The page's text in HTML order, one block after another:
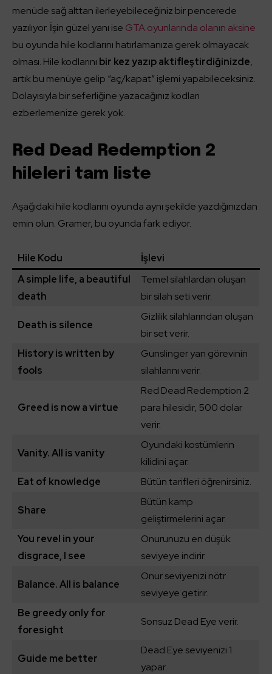
menüde sağ alttan ilerleyebileceğiniz bir pencerede
yazılıyor. İşin güzel yanı ise GTA oyunlarında olanın aksine
bu oyunda hile kodlarını hatırlamanıza gerek olmayacak
olması. Hile kodlarını bir kez yazıp aktifleştirdiğinizde,
artık bu menüye gelip “aç/kapat” işlemi yapabileceksiniz.
Dolayısıyla bir seferliğine yazacağınız kodları
ezberlemenize gerek yok.
Red Dead Redemption 2
hileleri tam liste
Aşağıdaki hile kodlarını oyunda aynı şekilde yazdığınızdan
emin olun. Gramer, bu oyunda fark ediyor.
Hile Kodu
İşlevi
A simple life, a beautiful
death
Temel silahlardan oluşan
bir silah seti verir.
Death is silence
Gizlilik silahlarından oluşan
bir set verir.
History is written by
fools
Gunslinger yan görevinin
silahlarını verir.
Greed is now a virtue
Red Dead Redemption 2
para hilesidir, 500 dolar
verir.
Vanity. All is vanity
Oyundaki kostümlerin
kilidini açar.
Eat of knowledge
Bütün tarifleri öğrenirsiniz.
Share
Bütün kamp
geliştirmelerini açar.
You revel in your
disgrace, I see
Onurunuzu en düşük
seviyeye indirir.
Balance. All is balance
Onur seviyenizi nötr
seviyeye getirir.
Be greedy only for
foresight
Sonsuz Dead Eye verir.
Guide me better
Dead Eye seviyenizi 1
yapar.